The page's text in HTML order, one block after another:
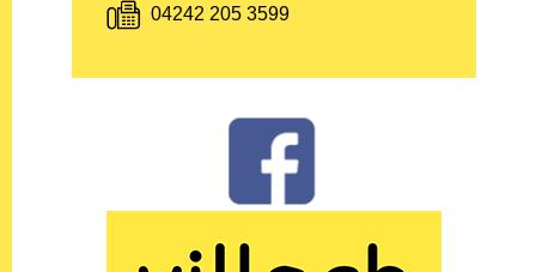
Fax:
04242 205 3599